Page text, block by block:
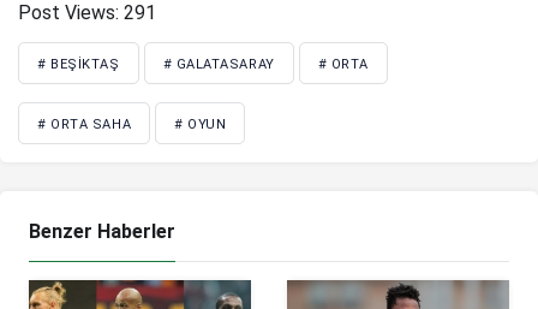
Post Views: 291
# BEŞIKTAŞ # GALATASARAY # ORTA
# ORTA SAHA # OYUN
Benzer Haberler